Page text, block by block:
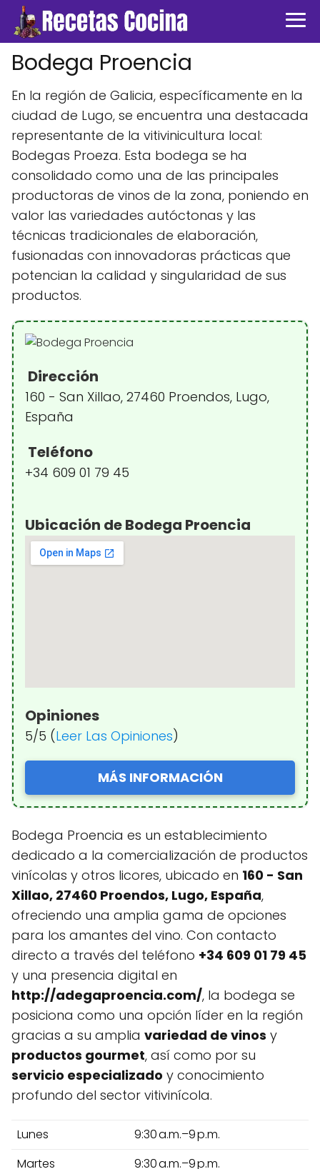
Bodega Proencia
En la región de Galicia, específicamente en la
ciudad de Lugo, se encuentra una destacada
representante de la vitivinicultura local:
Bodegas Proeza. Esta bodega se ha
consolidado como una de las principales
productoras de vinos de la zona, poniendo en
valor las variedades autóctonas y las
técnicas tradicionales de elaboración,
fusionadas con innovadoras prácticas que
potencian la calidad y singularidad de sus
productos.
Dirección
160 - San Xillao, 27460 Proendos, Lugo,
España
Teléfono
+34 609 01 79 45
Ubicación de Bodega Proencia
Opiniones
5/5 (Leer Las Opiniones)
MÁS INFORMACIÓN
Bodega Proencia es un establecimiento
dedicado a la comercialización de productos
vinícolas y otros licores, ubicado en 160 - San
Xillao, 27460 Proendos, Lugo, España,
ofreciendo una amplia gama de opciones
para los amantes del vino. Con contacto
directo a través del teléfono +34 609 01 79 45
y una presencia digital en
http://adegaproencia.com/, la bodega se
posiciona como una opción líder en la región
gracias a su amplia variedad de vinos y
productos gourmet, así como por su
servicio especializado y conocimiento
profundo del sector vitivinícola.
Lunes
9:30 a.m.–9 p.m.
Martes
9:30 a.m.–9 p.m.